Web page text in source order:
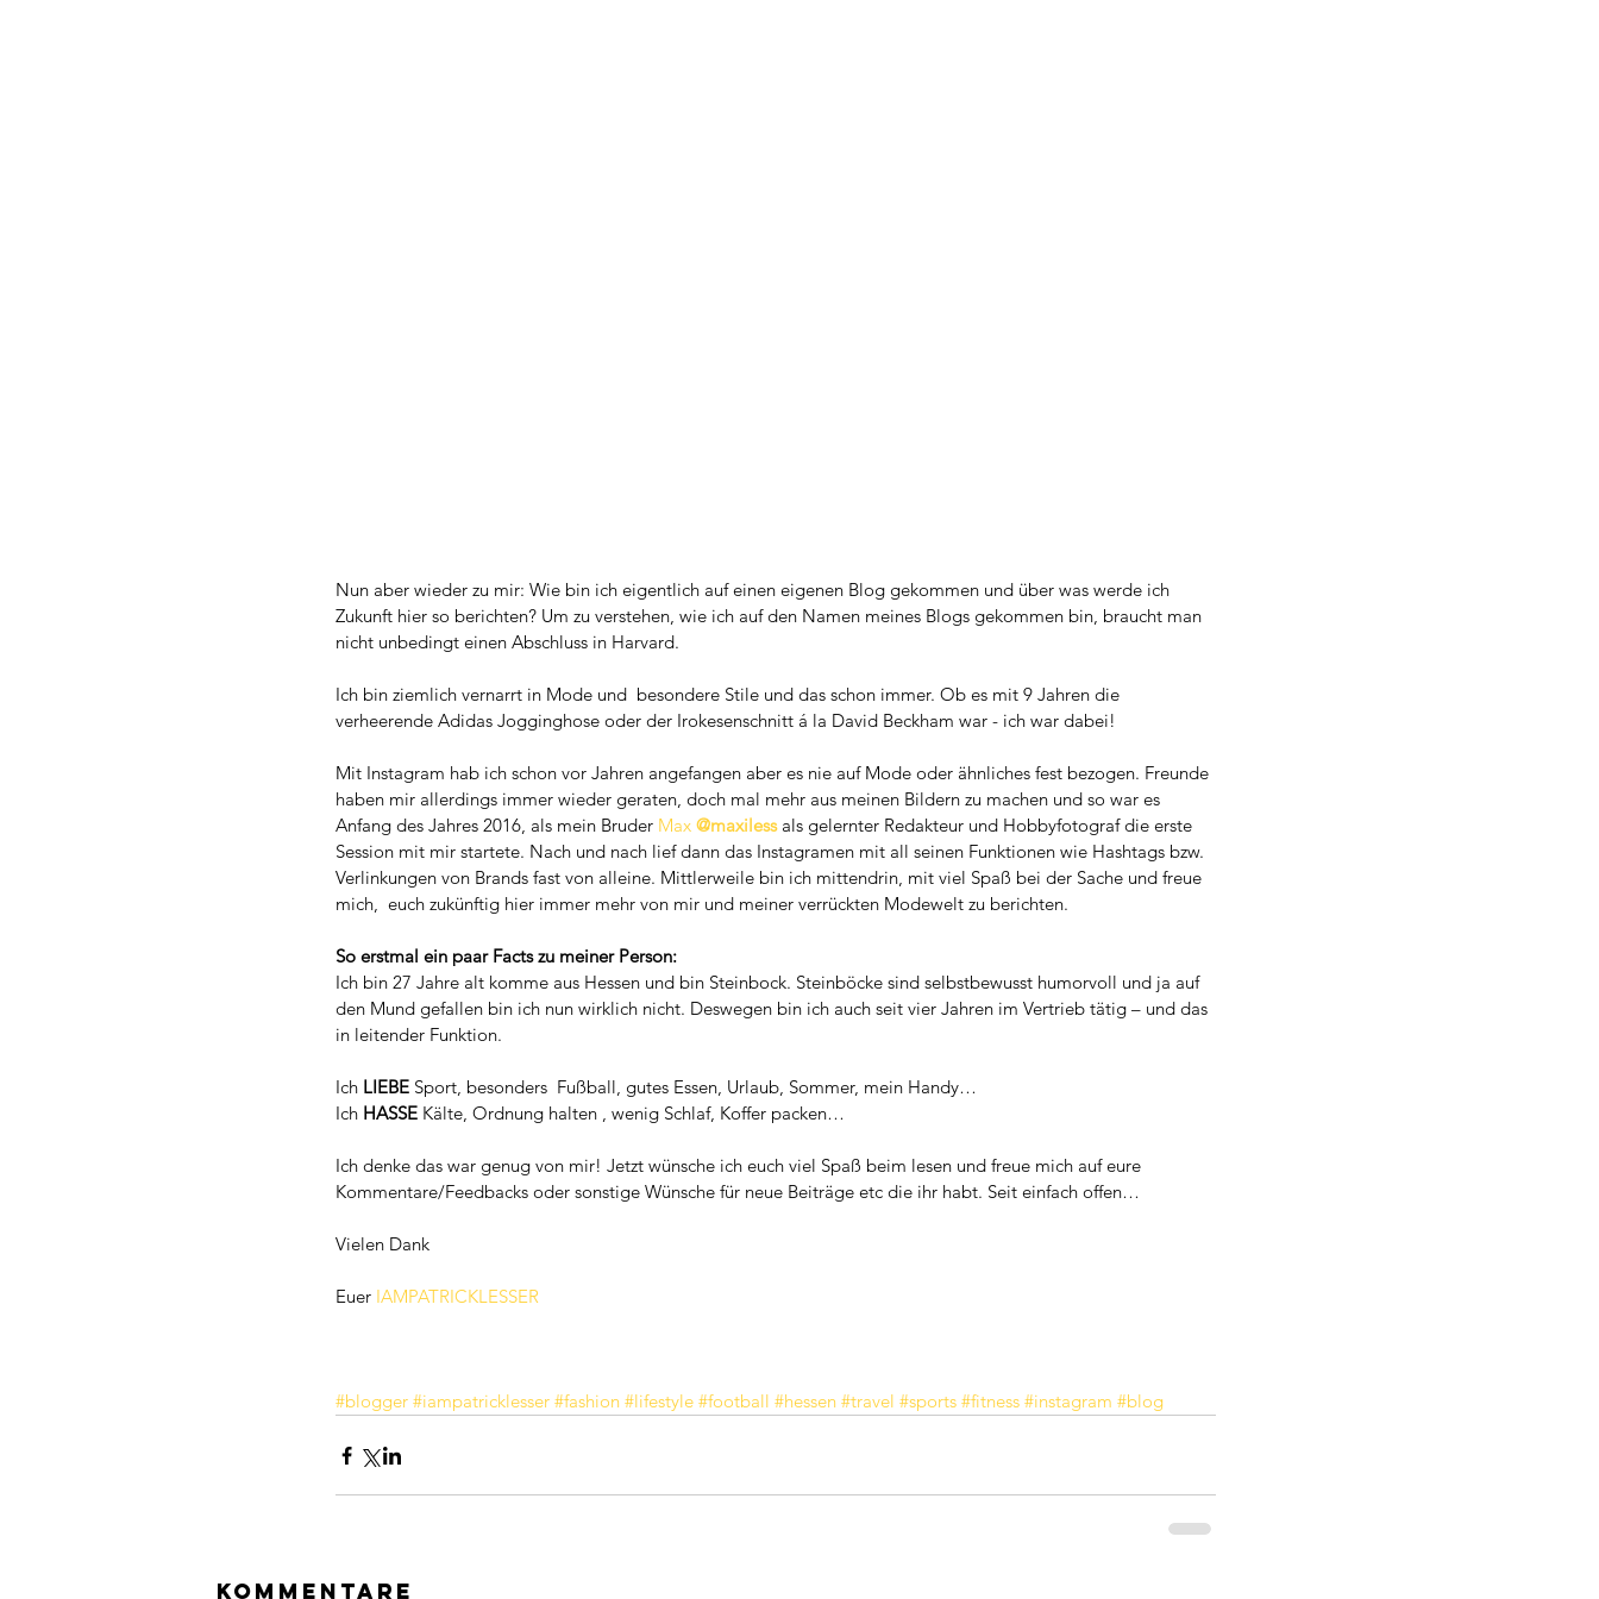
Nun aber wieder zu mir: Wie bin ich eigentlich auf einen eigenen Blog gekommen und über was werde ich
Zukunft hier so berichten? Um zu verstehen, wie ich auf den Namen meines Blogs gekommen bin, braucht man
nicht unbedingt einen Abschluss in Harvard.
Ich bin ziemlich vernarrt in Mode und  besondere Stile und das schon immer. Ob es mit 9 Jahren die
verheerende Adidas Jogginghose oder der Irokesenschnitt á la David Beckham war - ich war dabei!
Mit Instagram hab ich schon vor Jahren angefangen aber es nie auf Mode oder ähnliches fest bezogen. Freunde
haben mir allerdings immer wieder geraten, doch mal mehr aus meinen Bildern zu machen und so war es
Anfang des Jahres 2016, als mein Bruder Max @maxiless als gelernter Redakteur und Hobbyfotograf die erste
Session mit mir startete. Nach und nach lief dann das Instagramen mit all seinen Funktionen wie Hashtags bzw.
Verlinkungen von Brands fast von alleine. Mittlerweile bin ich mittendrin, mit viel Spaß bei der Sache und freue
mich,  euch zukünftig hier immer mehr von mir und meiner verrückten Modewelt zu berichten.
So erstmal ein paar Facts zu meiner Person:
Ich bin 27 Jahre alt komme aus Hessen und bin Steinbock. Steinböcke sind selbstbewusst humorvoll und ja auf
den Mund gefallen bin ich nun wirklich nicht. Deswegen bin ich auch seit vier Jahren im Vertrieb tätig – und das
in leitender Funktion.
Ich LIEBE Sport, besonders  Fußball, gutes Essen, Urlaub, Sommer, mein Handy…
Ich HASSE Kälte, Ordnung halten , wenig Schlaf, Koffer packen…
Ich denke das war genug von mir! Jetzt wünsche ich euch viel Spaß beim lesen und freue mich auf eure
Kommentare/Feedbacks oder sonstige Wünsche für neue Beiträge etc die ihr habt. Seit einfach offen…
Vielen Dank
Euer IAMPATRICKLESSER
#blogger #iampatricklesser #fashion #lifestyle #football #hessen #travel #sports #fitness #instagram #blog
Kommentare